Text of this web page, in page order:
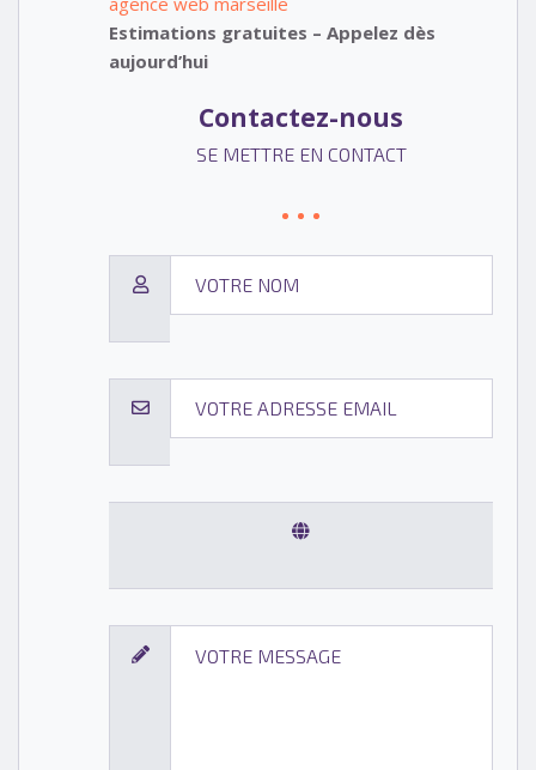
Estimations gratuites – Appelez dès
aujourd’hui
Contactez-nous
SE METTRE EN CONTACT